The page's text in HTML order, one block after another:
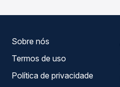
Sobre nós
Termos de uso
Política de privacidade